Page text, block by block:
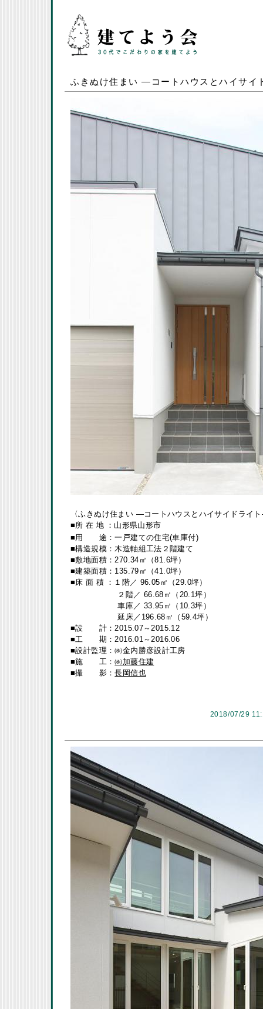
ふきぬけ住まい ―コートハウスとハイサイ
〈ふきぬけ住まい ―コートハウスとハイサイドライ
■所 在 地 ：山形県山形市
■用 途：一戸建ての住宅(車庫付)
■構造規模：木造軸組工法２階建て
■敷地面積：270.34㎡（81.6坪）
■建築面積：135.79㎡（41.0坪）
■床 面 積 ：１階／ 96.05㎡（29.0坪）
２階／ 66.68㎡（20.1坪）
車庫／ 33.95㎡（10.3坪）
延床／196.68㎡（59.4坪）
■設 計：2015.07～2015.12
■工 期：2016.01～2016.06
■設計監理：㈱金内勝彦設計工房
■施 工：㈱加藤住建
■撮 影：長岡信也
2018/07/29